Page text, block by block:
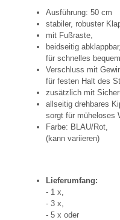
Ausführung: 50 cm
stabiler, robuster
mit Fußraste,
beidseitig abklappbar,
für schnelles
Verschluss mit
für festen Halt des
zusätzlich mit
allseitig drehbares
sorgt für müheloses
Farbe: BLAU/Rot,
(kann variieren)
Lieferumfang:
- 1 x,
- 3 x,
- 5 x oder